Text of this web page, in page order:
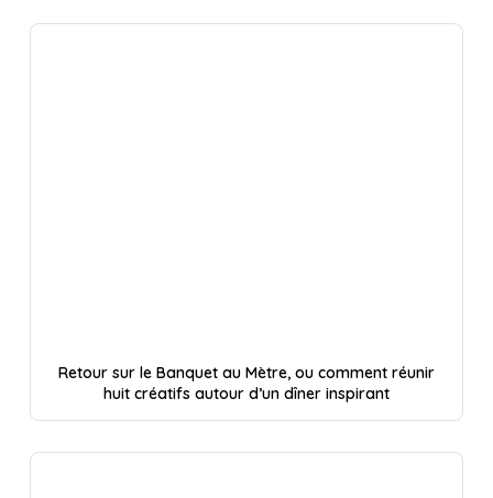
Retour sur le Banquet au Mètre, ou comment réunir
huit créatifs autour d’un dîner inspirant